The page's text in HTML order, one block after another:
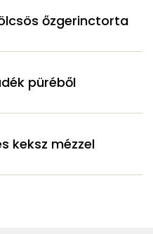
őzgerinctorta
püréből
keksz mézzel